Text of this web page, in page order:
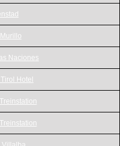
Naciones
Hotel